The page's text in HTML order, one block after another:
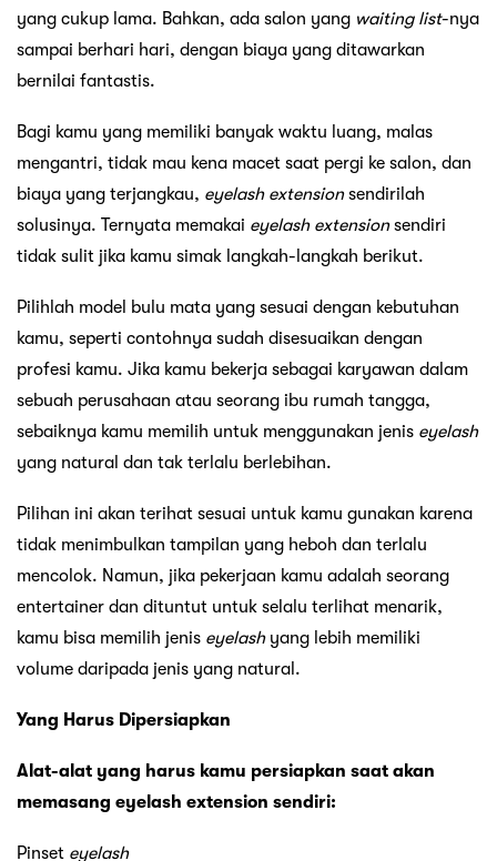
yang cukup lama. Bahkan, ada salon yang waiting list-nya
sampai berhari hari, dengan biaya yang ditawarkan
bernilai fantastis.
Bagi kamu yang memiliki banyak waktu luang, malas
mengantri, tidak mau kena macet saat pergi ke salon, dan
biaya yang terjangkau, eyelash extensionsendirilah
solusinya. Ternyata memakai eyelash extensionsendiri
tidak sulit jika kamu simak langkah-langkah berikut.
Pilihlah model bulu mata yang sesuai dengan kebutuhan
kamu, seperti contohnya sudah disesuaikan dengan
profesi kamu. Jika kamu bekerja sebagai karyawan dalam
sebuah perusahaan atau seorang ibu rumah tangga,
sebaiknya kamu memilih untuk menggunakan jenis eyelash
yang natural dan tak terlalu berlebihan.
Pilihan ini akan terihat sesuai untuk kamu gunakan karena
tidak menimbulkan tampilan yang heboh dan terlalu
mencolok. Namun, jika pekerjaan kamu adalah seorang
entertainer dan dituntut untuk selalu terlihat menarik,
kamu bisa memilih jenis eyelashyang lebih memiliki
volume daripada jenis yang natural.
Yang Harus Dipersiapkan
Alat-alat yang harus kamu persiapkan saat akan
memasang eyelash extension sendiri:
Pinset eyelash